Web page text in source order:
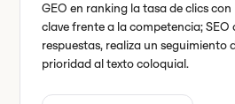
GEO en ranking la tasa de clics
clave frente a la competencia; SEO
respuestas, realiza un seguimiento
prioridad al texto coloquial.